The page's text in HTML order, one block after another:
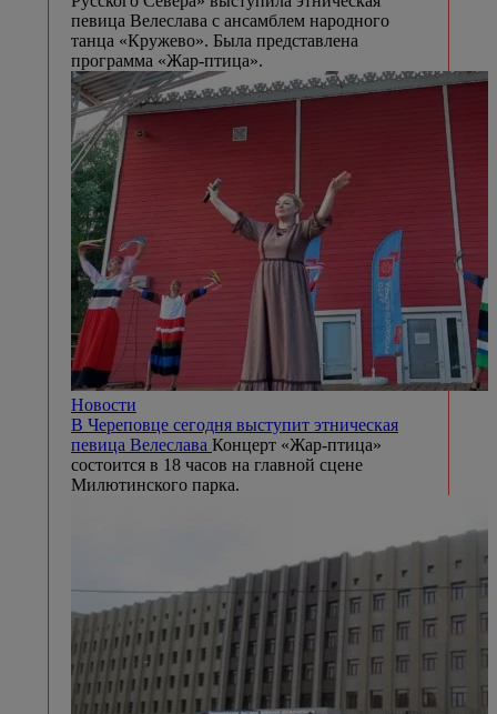
певица Велеслава с ансамблем народного
танца «Кружево». Была представлена
программа «Жар-птица».
Новости
В Череповце сегодня выступит этническая
певица Велеслава Концерт «Жар-птица»
состоится в 18 часов на главной сцене
Милютинского парка.